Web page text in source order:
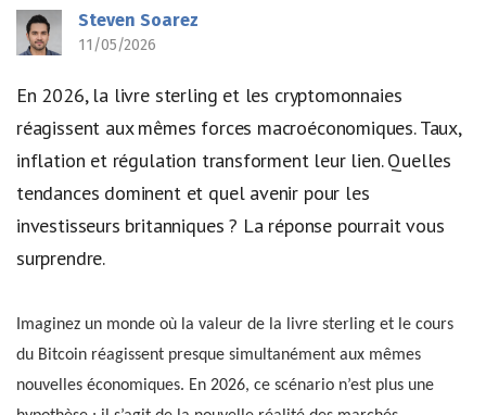
Steven Soarez
11/05/2026
En 2026, la livre sterling et les cryptomonnaies
réagissent aux mêmes forces macroéconomiques. Taux,
inflation et régulation transforment leur lien. Quelles
tendances dominent et quel avenir pour les
investisseurs britanniques ? La réponse pourrait vous
surprendre.
Imaginez un monde où la valeur de la livre sterling et le cours
du Bitcoin réagissent presque simultanément aux mêmes
nouvelles économiques. En 2026, ce scénario n’est plus une